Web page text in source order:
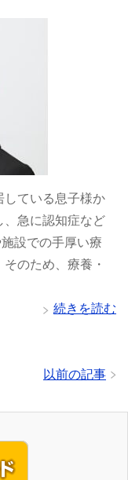
している息子様か
、急に認知症など
設での手厚い療
のため、療養・
続きを読む
以前の記事